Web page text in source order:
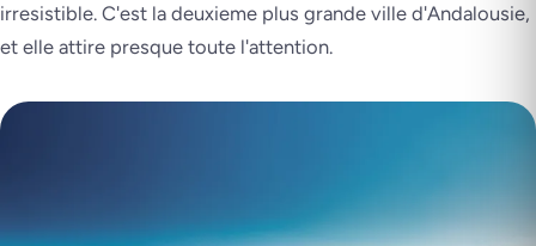
irresistible. C'est la deuxieme plus grande ville d'Andalousie,
et elle attire presque toute l'attention.